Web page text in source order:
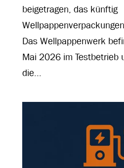
beigetragen, das künftig
Das Wellpappenwerk
Mai 2026 im Testbetrieb
die...